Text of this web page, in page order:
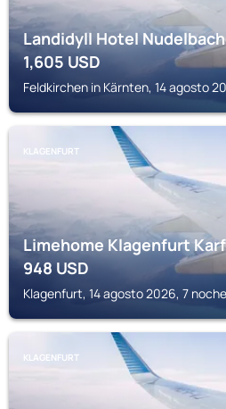
Landidyll Hotel
1,605 USD
Feldkirchen in Kärnten, 14 agosto
KLAGENFURT
Limehome Klagenfurt
948USD
Klagenfurt, 14 agosto 2026, 7
KLAGENFURT